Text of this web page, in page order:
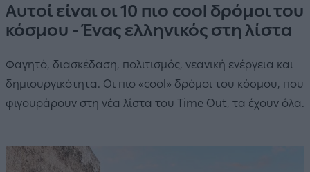
Αυτοί είναι οι 10 πιο cool δρόμοι του
κόσμου - Ένας ελληνικός στη λίστα
Φαγητό, διασκέδαση, πολιτισμός, νεανική ενέργεια και
δημιουργικότητα. Οι πιο «cool» δρόμοι του κόσμου, που
φιγουράρουν στη νέα λίστα του Time Out, τα έχουν όλα.